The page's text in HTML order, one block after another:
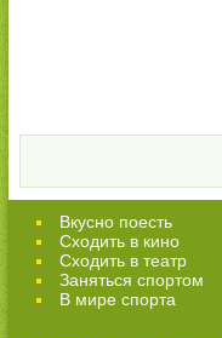
Вкусно поесть
Сходить в кино
Cходить в театр
Заняться спортом
В мире спорта